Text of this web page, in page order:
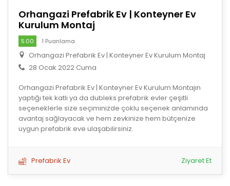
Orhangazi Prefabrik Ev | Konteyner Ev
Kurulum Montaj
5.00 1 Puanlama
Orhangazi Prefabrik Ev | Konteyner Ev Kurulum Montaj
28 Ocak 2022 Cuma
Orhangazi Prefabrik Ev | Konteyner Ev Kurulum Montajın
yaptığı tek katlı ya da dubleks prefabrik evler çeşitli
seçeneklerle size seçiminizde çoklu seçenek anlamında
avantaj sağlayacak ve hem zevkinize hem bütçenize
uygun prefabrik eve ulaşabilirsiniz.
Prefabrik Ev Ziyaret Et